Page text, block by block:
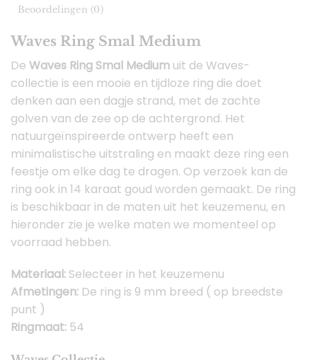
Beoordelingen (0)
Waves Ring Smal Medium
De Waves Ring Smal Medium uit de Waves-
collectie is een mooie en tijdloze ring die doet
denken aan een dagje strand, met de zachte
golven van de zee op de achtergrond. Het
natuurgeïnspireerde ontwerp heeft een
minimalistische uitstraling en maakt deze ring een
feestje om elke dag te dragen. Op verzoek kan de
ring ook in 14 karaat goud worden gemaakt. De ring
is beschikbaar in de maten uit het keuzemenu, en
hieronder zie je welke maten we momenteel op
voorraad hebben.
Materiaal: Selecteer in het keuzemenu
Afmetingen: De ring is 9 mm breed ( op breedste
punt )
Ringmaat: 54